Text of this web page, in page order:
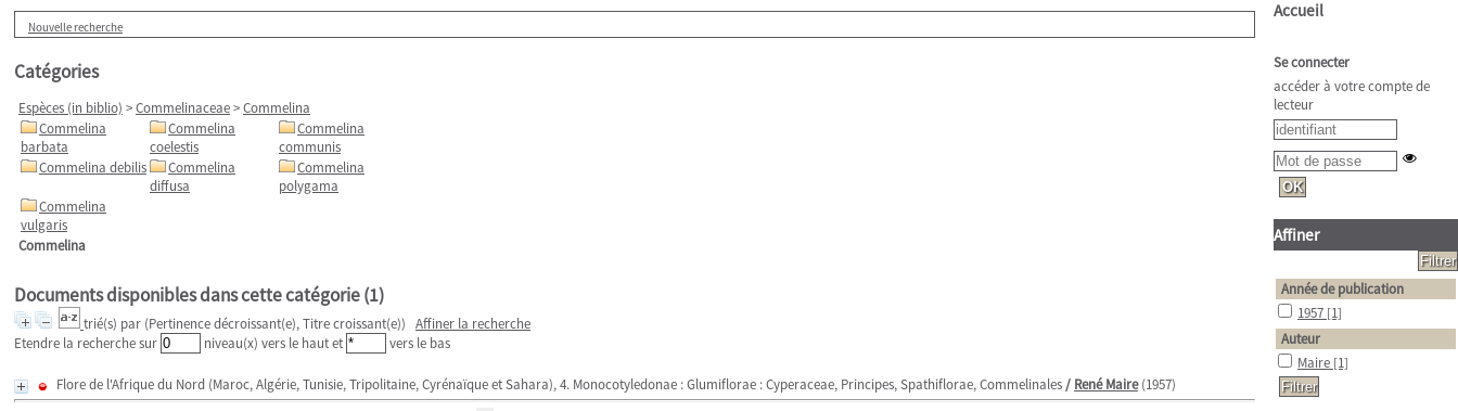
Nouvelle recherche
Catégories
Espèces (in biblio) >Commelinaceae>Commelina
Commelina
barbata
Commelina
coelestis
Commelina
communis
Commelina debilis
Commelina
diffusa
Commelina
polygama
Commelina
vulgaris
Commelina
Documents disponibles dans cette catégorie (1)
trié(s) par (Pertinence décroissant(e), Titre croissant(e)) Affiner la recherche
Etendre la recherche sur
niveau(x) vers le haut et vers le bas
Flore de l'Afrique du Nord (Maroc, Algérie, Tunisie, Tripolitaine, Cyrénaïque et Sahara), 4. Monocotyledonae : Glumiflorae : Cyperaceae, Principes, Spathiflorae, Commelinales/ René Maire(1957)
Accueil
Se connecter
accéder à votre compte de
lecteur
Affiner
Année de publication
1957 [1]
Auteur
Maire [1]